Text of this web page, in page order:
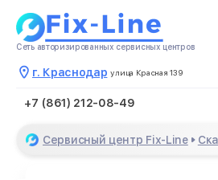
Сеть авторизированных сервисных центров
г. Краснодар улица Красная 139
+7 (861) 212-08-49
Сервисный центр Fix-Line